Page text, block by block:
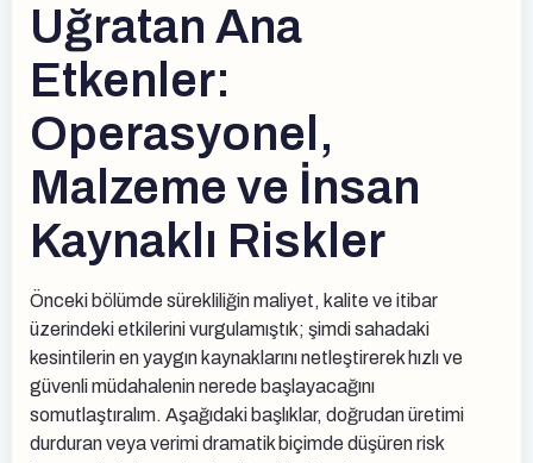
Uğratan Ana
Etkenler:
Operasyonel,
Malzeme ve İnsan
Kaynaklı Riskler
Önceki bölümde sürekliliğin maliyet, kalite ve itibar
üzerindeki etkilerini vurgulamıştık; şimdi sahadaki
kesintilerin en yaygın kaynaklarını netleştirerek hızlı ve
güvenli müdahalenin nerede başlayacağını
somutlaştıralım. Aşağıdaki başlıklar, doğrudan üretimi
durduran veya verimi dramatik biçimde düşüren risk